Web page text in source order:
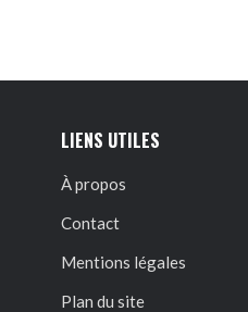
LIENS UTILES
À propos
Contact
Mentions légales
Plan du site